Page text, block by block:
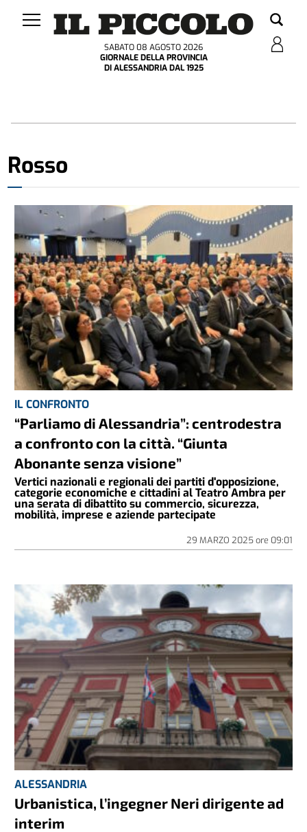
SABATO 08 AGOSTO 2026
GIORNALE DELLA PROVINCIA
DI ALESSANDRIA DAL 1925
Rosso
IL CONFRONTO
“Parliamo di Alessandria”: centrodestra
a confronto con la città. “Giunta
Abonante senza visione”
Vertici nazionali e regionali dei partiti d'opposizione,
categorie economiche e cittadini al Teatro Ambra per
una serata di dibattito su commercio, sicurezza,
mobilità, imprese e aziende partecipate
29 MARZO 2025ore 09:01
ALESSANDRIA
Urbanistica, l’ingegner Neri dirigente ad
interim